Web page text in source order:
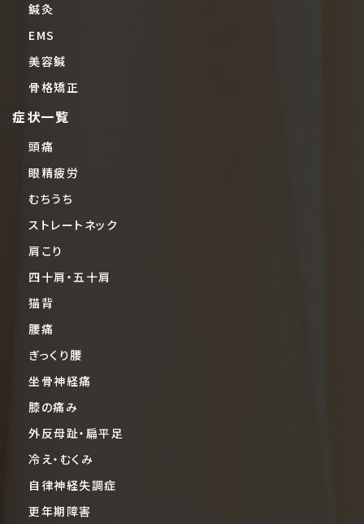
鍼灸
EMS
美容鍼
骨格矯正
症状一覧
頭痛
眼精疲労
むちうち
ストレートネック
肩こり
四十肩・五十肩
猫背
腰痛
ぎっくり腰
坐骨神経痛
膝の痛み
外反母趾・扁平足
冷え・むくみ
自律神経失調症
更年期障害